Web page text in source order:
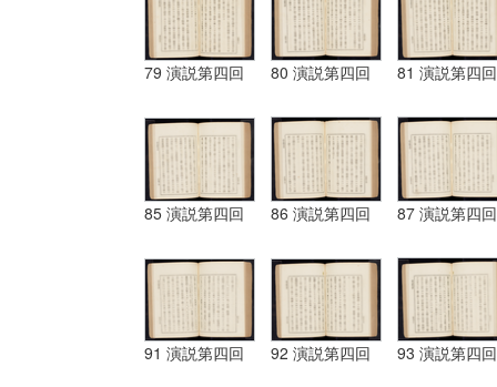
79 演説第四回 80 演説第四回 81 演説第四回
85 演説第四回 86 演説第四回 87 演説第四回
91 演説第四回 92 演説第四回 93 演説第四回